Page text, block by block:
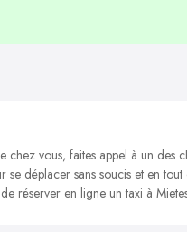
vous, faites appel à un des
se déplacer sans soucis et en
réserver en ligne un taxi à